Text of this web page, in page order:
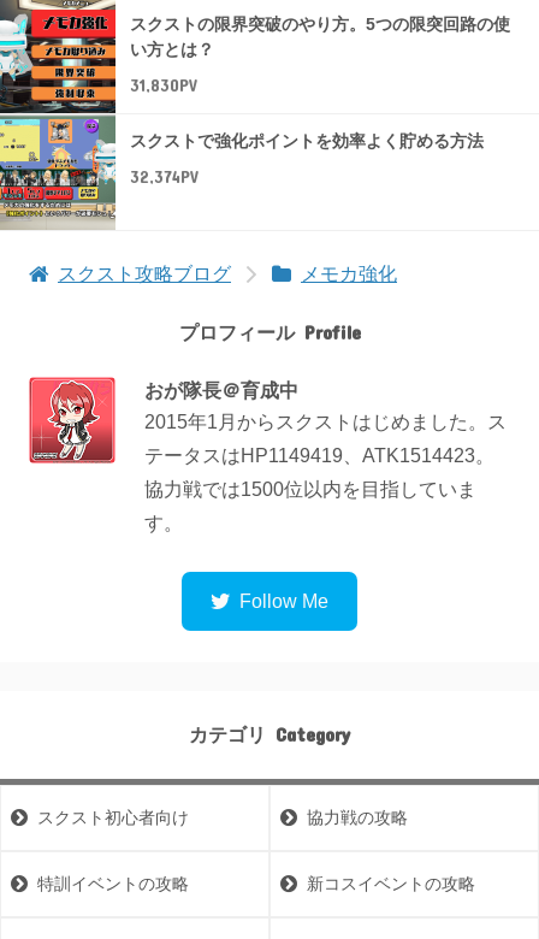
スクストの限界突破のやり方。5つの限突回路の使
い方とは？
31,830PV
スクストで強化ポイントを効率よく貯める方法
32,374PV
スクスト攻略ブログ メモカ強化
プロフィール
おが隊長＠育成中
2015年1月からスクストはじめました。ス
テータスはHP1149419、ATK1514423。
協力戦では1500位以内を目指していま
す。
カテゴリ
スクスト初心者向け 協力戦の攻略
特訓イベントの攻略 新コスイベントの攻略